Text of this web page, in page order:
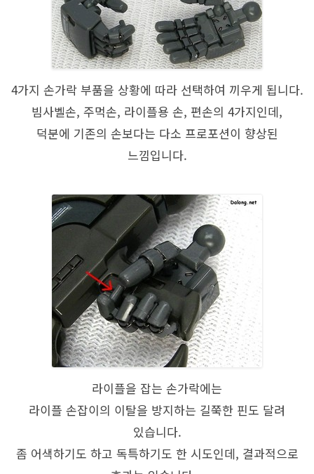
4가지 손가락 부품을 상황에 따라 선택하여 끼우게 됩니다.
빔사벨손, 주먹손, 라이플용 손, 편손의 4가지인데,
덕분에 기존의 손보다는 다소 프로포션이 향상된
느낌입니다.
라이플을 잡는 손가락에는
라이플 손잡이의 이탈을 방지하는 길쭉한 핀도 달려
있습니다.
좀 어색하기도 하고 독특하기도 한 시도인데, 결과적으로